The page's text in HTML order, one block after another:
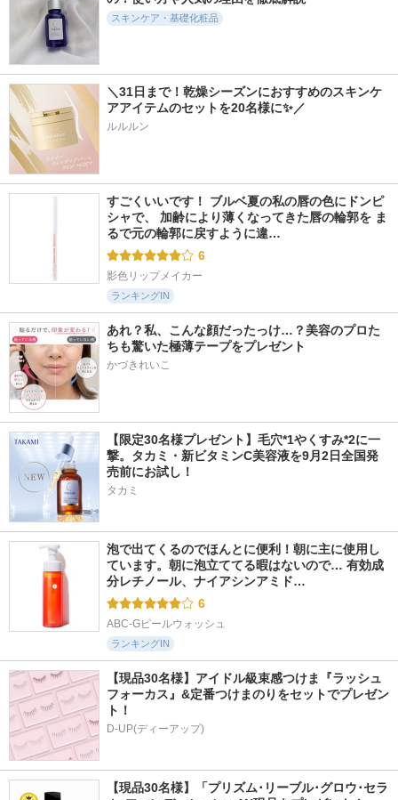
Smoow Papilio ニベア
5.4
1253件
ハリフィラー バク
チライズセラム
Eucerin
5.8
88件
KuSu ビトアス
スキンケア・基礎化粧品
＼31日まで！乾燥シーズンにおすすめのスキンケ
アアイテムのセットを20名様に✨／
ルルルン
すごくいいです！ ブルベ夏の私の唇の色にドンピ
シャで、 加齢により薄くなってきた唇の輪郭を ま
るで元の輪郭に戻すように違…
6
影色リップメイカー
ランキングIN
あれ？私、こんな顔だったっけ…？美容のプロた
ちも驚いた極薄テープをプレゼント
かづきれいこ
【限定30名様プレゼント】毛穴*1やくすみ*2に一
撃。タカミ・新ビタミンC美容液を9月2日全国発
売前にお試し！
タカミ
泡で出てくるのでほんとに便利！朝に主に使用し
ています。朝に泡立ててる暇はないので… 有効成
分レチノール、ナイアシンアミド…
6
ABC-Gピールウォッシュ
ランキングIN
【現品30名様】アイドル級束感つけま『ラッシュ
フォーカス』&定番つけまのりをセットでプレゼン
ト！
D-UP(ディーアップ)
【現品30名様】「プリズム･リーブル･グロウ･セラ